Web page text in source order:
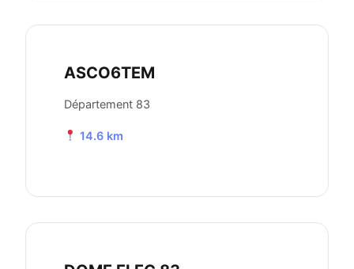
ASCO6TEM
Département 83
14.6 km